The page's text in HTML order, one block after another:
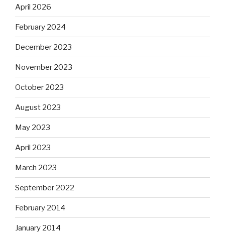
April 2026
February 2024
December 2023
November 2023
October 2023
August 2023
May 2023
April 2023
March 2023
September 2022
February 2014
January 2014